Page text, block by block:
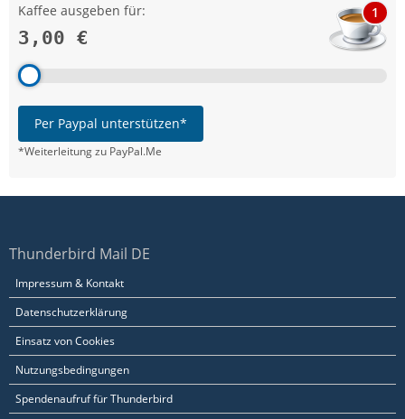
Kaffee ausgeben für:
3,00 €
1
Per Paypal unterstützen*
*Weiterleitung zu PayPal.Me
Thunderbird Mail DE
Impressum & Kontakt
Datenschutzerklärung
Einsatz von Cookies
Nutzungsbedingungen
Spendenaufruf für Thunderbird